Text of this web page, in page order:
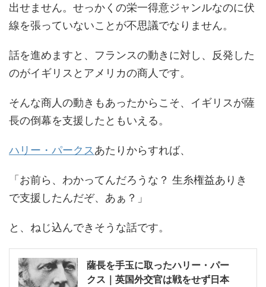
出せません。せっかくの栄一得意ジャンルなのに伏
線を張っていないことが不思議でなりません。
話を進めますと、フランスの動きに対し、反発した
のがイギリスとアメリカの商人です。
そんな商人の動きもあったからこそ、イギリスが薩
長の倒幕を支援したともいえる。
ハリー・パークスあたりからすれば、
「お前ら、わかってんだろうな？ 生糸権益ありき
で支援したんだぞ、あぁ？」
と、ねじ込んできそうな話です。
薩長を手玉に取ったハリー・パー
クス｜英国外交官は戦をせず日本